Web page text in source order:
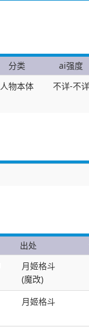
分类 ai强度
人物本体 不详-不详
出处
月姬格斗
(魔改)
月姬格斗